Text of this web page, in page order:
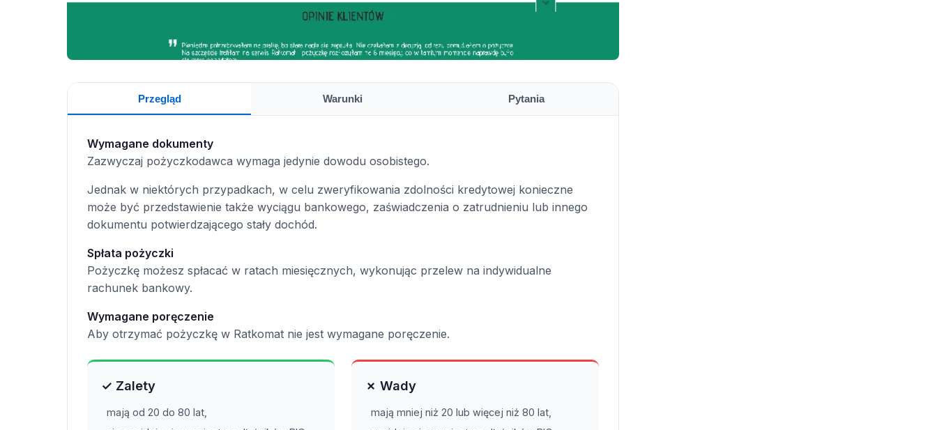
Przegląd Warunki Pytania
Wymagane dokumenty
Zazwyczaj pożyczkodawca wymaga jedynie dowodu osobistego.
Jednak w niektórych przypadkach, w celu zweryfikowania zdolności kredytowej konieczne
może być przedstawienie także wyciągu bankowego, zaświadczenia o zatrudnieniu lub innego
dokumentu potwierdzającego stały dochód.
Spłata pożyczki
Pożyczkę możesz spłacać w ratach miesięcznych, wykonując przelew na indywidualne
rachunek bankowy.
Wymagane poręczenie
Aby otrzymać pożyczkę w Ratkomat nie jest wymagane poręczenie.
✓ Zalety
mają od 20 do 80 lat,
✗ Wady
mają mniej niż 20 lub więcej niż 80 lat,